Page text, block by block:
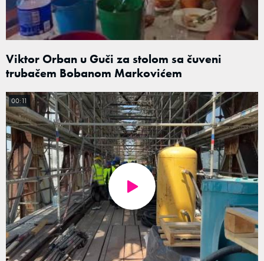
Viktor Orban u Guči za stolom sa čuveni
trubačem Bobanom Markovićem
00:11